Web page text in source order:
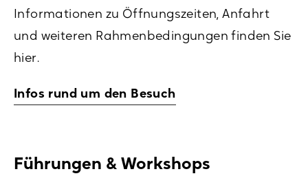
Informationen zu Öffnungszeiten, Anfahrt
und weiteren Rahmenbedingungen finden Sie
hier.
Infos rund um den Besuch
Führungen & Workshops